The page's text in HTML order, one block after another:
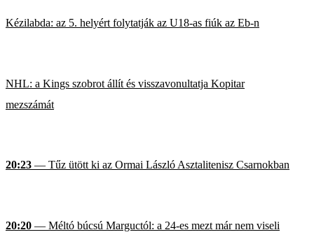
Kézilabda: az 5. helyért folytatják az U18-as fiúk az Eb-n
NHL: a Kings szobrot állít és visszavonultatja Kopitar
mezszámát
20:23 — Tűz ütött ki az Ormai László Asztalitenisz Csarnokban
20:20 — Méltó búcsú Marguctól: a 24-es mezt már nem viseli